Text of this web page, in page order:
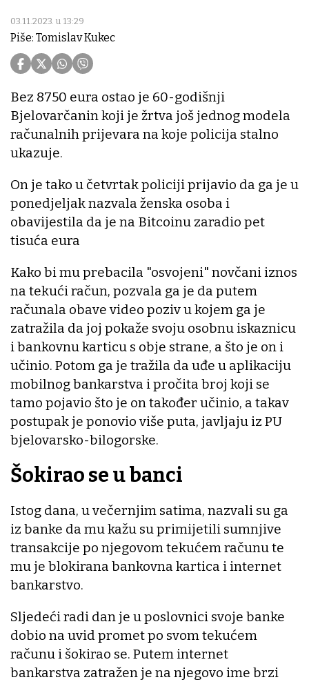
03.11.2023. u 13:29
Piše: Tomislav Kukec
Bez 8750 eura ostao je 60-godišnji
Bjelovarčanin koji je žrtva još jednog modela
računalnih prijevara na koje policija stalno
ukazuje.
On je tako u četvrtak policiji prijavio da ga je u
ponedjeljak nazvala ženska osoba i
obavijestila da je na Bitcoinu zaradio pet
tisuća eura
Kako bi mu prebacila "osvojeni" novčani iznos
na tekući račun, pozvala ga je da putem
računala obave video poziv u kojem ga je
zatražila da joj pokaže svoju osobnu iskaznicu
i bankovnu karticu s obje strane, a što je on i
učinio. Potom ga je tražila da uđe u aplikaciju
mobilnog bankarstva i pročita broj koji se
tamo pojavio što je on također učinio, a takav
postupak je ponovio više puta, javljaju iz PU
bjelovarsko-bilogorske.
Šokirao se u banci
Istog dana, u večernjim satima, nazvali su ga
iz banke da mu kažu su primijetili sumnjive
transakcije po njegovom tekućem računu te
mu je blokirana bankovna kartica i internet
bankarstvo.
Sljedeći radi dan je u poslovnici svoje banke
dobio na uvid promet po svom tekućem
računu i šokirao se. Putem internet
bankarstva zatražen je na njegovo ime brzi